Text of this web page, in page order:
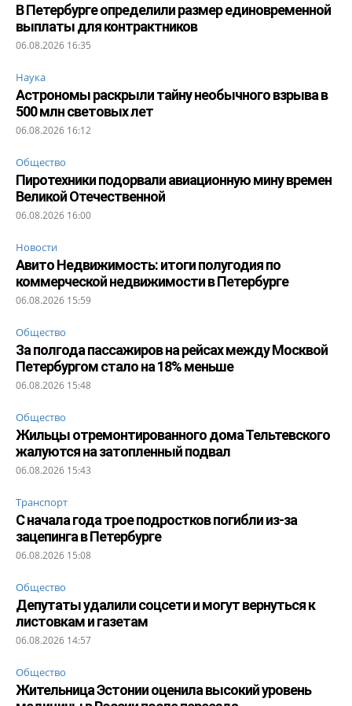
В Петербурге определили размер единовременной
выплаты для контрактников
06.08.2026 16:35
Наука
Астрономы раскрыли тайну необычного взрыва в
500 млн световых лет
06.08.2026 16:12
Общество
Пиротехники подорвали авиационную мину времен
Великой Отечественной
06.08.2026 16:00
Новости
Авито Недвижимость: итоги полугодия по
коммерческой недвижимости в Петербурге
06.08.2026 15:59
Общество
За полгода пассажиров на рейсах между Москвой
Петербургом стало на 18% меньше
06.08.2026 15:48
Общество
Жильцы отремонтированного дома Тельтевского
жалуются на затопленный подвал
06.08.2026 15:43
Транспорт
С начала года трое подростков погибли из-за
зацепинга в Петербурге
06.08.2026 15:08
Общество
Депутаты удалили соцсети и могут вернуться к
листовкам и газетам
06.08.2026 14:57
Общество
Жительница Эстонии оценила высокий уровень